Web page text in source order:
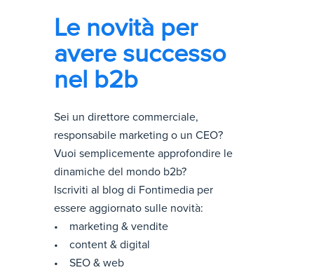
Le novità per
avere successo
nel b2b
Sei un direttore commerciale,
responsabile marketing o un CEO?
Vuoi semplicemente approfondire le
dinamiche del mondo b2b?
Iscriviti al blog di Fontimedia per
essere aggiornato sulle novità:
• marketing & vendite
• content & digital
• SEO & web